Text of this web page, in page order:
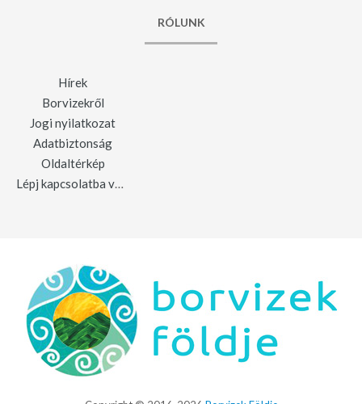
RÓLUNK
Hírek
Borvizekről
Jogi nyilatkozat
Adatbiztonság
Oldaltérkép
Lépj kapcsolatba velünk